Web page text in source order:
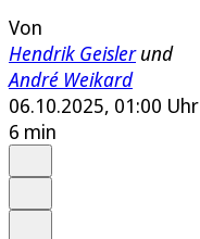
Von
Hendrik Geislerund
André Weikard
06.10.2025, 01:00 Uhr
6 min